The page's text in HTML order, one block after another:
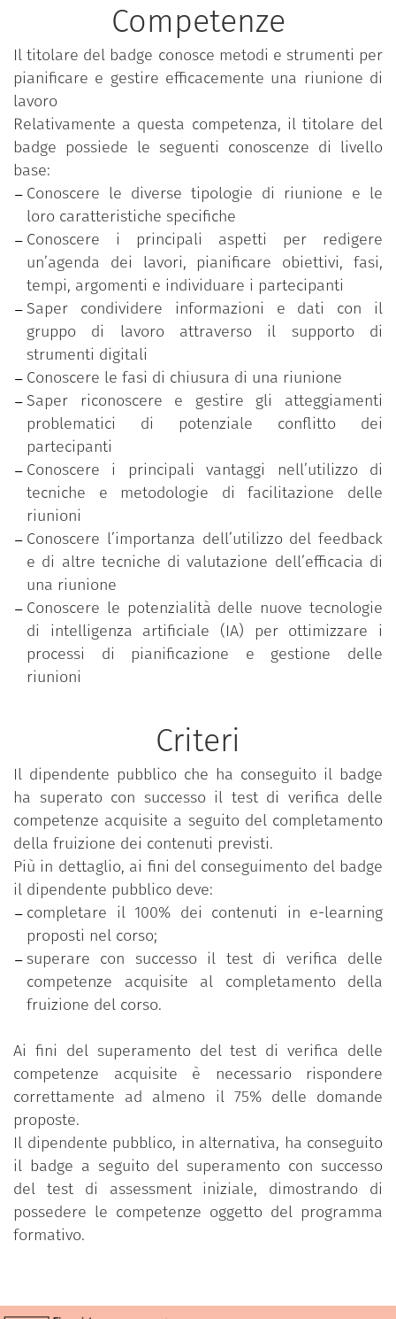
processi organizzativi e per coordinare le attività
finalizzate al raggiungimento dei risultati attesi. Il
percorso formativo, infatti, punta a far acquisire le
competenze necessarie per organizzare e gestire
riunioni in maniera efficace e a rafforzare la
consapevolezza sulle molteplici opportunità di
lavorare in gruppo; evidenzia come la scelta della
tipologia di riunione sia fondamentale per il
raggiungimento degli obiettivi, così come
l’individuazione dei partecipanti da coinvolgere, in
base alle mansioni e ai ruoli organizzativi funzionali
al raggiungimento degli obiettivi prefissati; e
sottolinea come sia essenziale saper gestire
eventuali conflitti, che possono sorgere durante le
attività lavorative, adottando atteggiamenti
assertivi, empatici o di ascolto attivo in base alla
situazione.
Il programma è parte delle iniziative formative
promosse sulla piattaforma “Syllabus – Nuove
competenze per le Pubbliche Amministrazioni”
nell’ambito tematico “Leadership e soft skills” che
mirano a sviluppare le competenze e abilità
necessarie ad abilitare e guidare i processi di
innovazione e transizione.
Il programma è stato realizzato da Formez PA,
nell’ambito del progetto “Rafforzare le competenze
per la transizione ecologica e amministrativa e per
l’innovazione della PA” attuato da Formez PA e
finanziato nell’ambito del Piano Nazionale di
Investimento 2.3 Competenze: Competenze e
capacità amministrativa – Sub-investimento 2.3.1:
Investimenti in istruzione e formazione.
Competenze
Il titolare del badge conosce metodi e strumenti per
pianificare e gestire efficacemente una riunione di
lavoro
Relativamente a questa competenza, il titolare del
badge possiede le seguenti conoscenze di livello
base:
Conoscere le diverse tipologie di riunione e le
loro caratteristiche specifiche
Conoscere i principali aspetti per redigere
un’agenda dei lavori, pianificare obiettivi, fasi,
tempi, argomenti e individuare i partecipanti
Saper condividere informazioni e dati con il
gruppo di lavoro attraverso il supporto di
strumenti digitali
Conoscere le fasi di chiusura di una riunione
Saper riconoscere e gestire gli atteggiamenti
problematici di potenziale conflitto dei
partecipanti
Conoscere i principali vantaggi nell’utilizzo di
tecniche e metodologie di facilitazione delle
riunioni
Conoscere l’importanza dell’utilizzo del feedback
e di altre tecniche di valutazione dell’efficacia di
una riunione
Conoscere le potenzialità delle nuove tecnologie
di intelligenza artificiale (IA) per ottimizzare i
processi di pianificazione e gestione delle
riunioni
Criteri
Il dipendente pubblico che ha conseguito il badge
ha superato con successo il test di verifica delle
competenze acquisite a seguito del completamento
della fruizione dei contenuti previsti.
Più in dettaglio, ai fini del conseguimento del badge
il dipendente pubblico deve:
completare il 100% dei contenuti in e-learning
proposti nel corso;
superare con successo il test di verifica delle
competenze acquisite al completamento della
fruizione del corso.
Ai fini del superamento del test di verifica delle
competenze acquisite è necessario rispondere
correttamente ad almeno il 75% delle domande
proposte.
Il dipendente pubblico, in alternativa, ha conseguito
il badge a seguito del superamento con successo
del test di assessment iniziale, dimostrando di
possedere le competenze oggetto del programma
formativo.